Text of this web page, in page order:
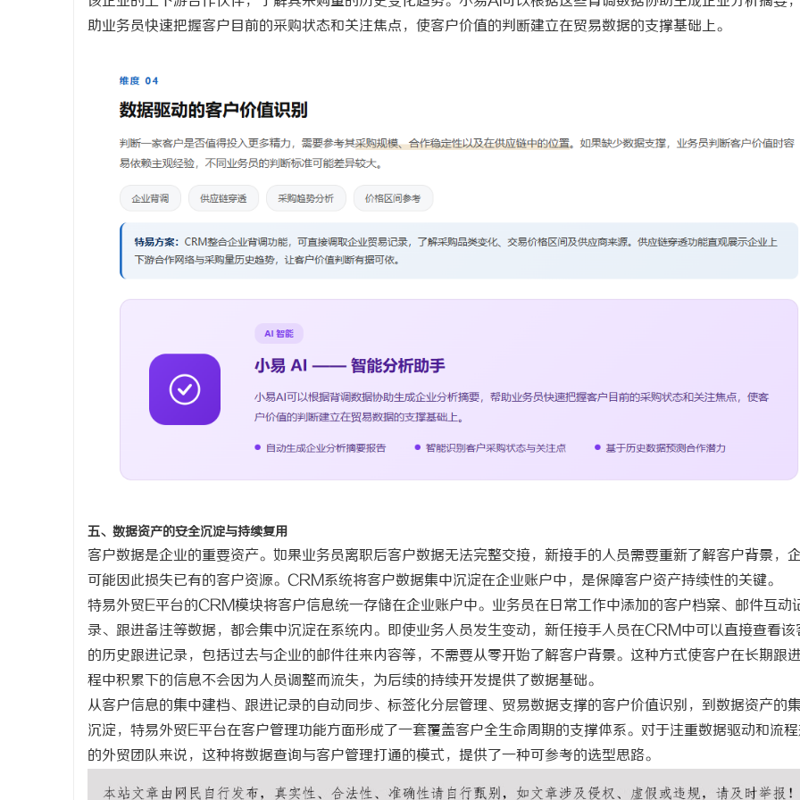
助业务员快速把握客户目前的采购状态和关注焦点，使客户价值的判断建立在贸易数据的支撑基础上。
五、数据资产的安全沉淀与持续复用
客户数据是企业的重要资产。如果业务员离职后客户数据无法完整交接，新接手的人员需要重新了解客户背景，
可能因此损失已有的客户资源。CRM系统将客户数据集中沉淀在企业账户中，是保障客户资产持续性的关键。
特易外贸E平台的CRM模块将客户信息统一存储在企业账户中。业务员在日常工作中添加的客户档案、邮件互动
录、跟进备注等数据，都会集中沉淀在系统内。即使业务人员发生变动，新任接手人员在CRM中可以直接查看该
的历史跟进记录，包括过去与企业的邮件往来内容等，不需要从零开始了解客户背景。这种方式使客户在长期跟
程中积累下的信息不会因为人员调整而流失，为后续的持续开发提供了数据基础。
从客户信息的集中建档、跟进记录的自动同步、标签化分层管理、贸易数据支撑的客户价值识别，到数据资产的
沉淀，特易外贸E平台在客户管理功能方面形成了一套覆盖客户全生命周期的支撑体系。对于注重数据驱动和流
的外贸团队来说，这种将数据查询与客户管理打通的模式，提供了一种可参考的选型思路。